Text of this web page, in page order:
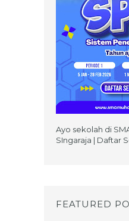
Ayo sekolah di
SIngaraja | Daftar
FEATURED